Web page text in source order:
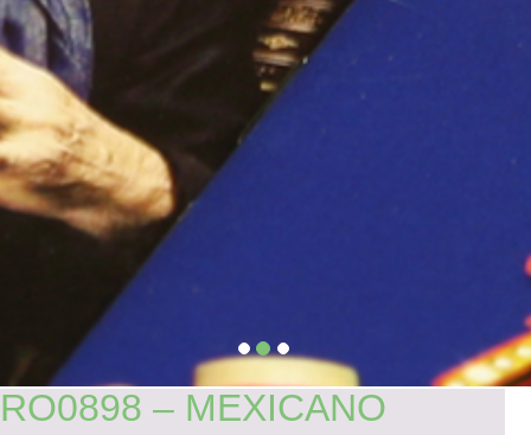
RO0898 – MEXICANO